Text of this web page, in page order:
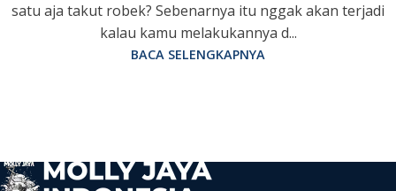
satu aja takut robek? Sebenarnya itu nggak akan terjadi
kalau kamu melakukannya d...
BACA SELENGKAPNYA